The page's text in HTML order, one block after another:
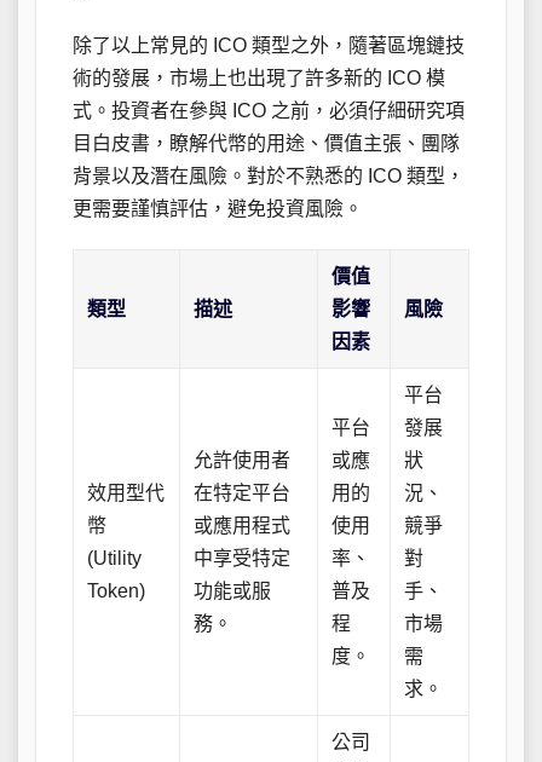
除了以上常見的 ICO 類型之外，隨著區塊鏈技
術的發展，市場上也出現了許多新的 ICO 模
式。投資者在參與 ICO 之前，必須仔細研究項
目白皮書，瞭解代幣的用途、價值主張、團隊
背景以及潛在風險。對於不熟悉的 ICO 類型，
更需要謹慎評估，避免投資風險。
類型 描述
價值
影響
因素
風險
效用型代
幣
(Utility
Token)
允許使用者
在特定平台
或應用程式
中享受特定
功能或服
務。
平台
或應
用的
使用
率、
普及
程
度。
平台
發展
狀
況、
競爭
對
手、
市場
需
求。
公司